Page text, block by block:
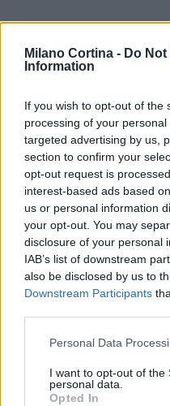
Milano Cortina - Do
Information
If you wish to opt-out of the
processing of your
targeted advertising by us,
section to confirm your
opt-out request is
interest-based ads based
us or personal information
your opt-out. You may
disclosure of your personal
IAB’s list of downstream
also be disclosed by us to
Downstream Participants
Please note that this
not limited to your visit or
grant or deny consent to
Personal Data
I want to opt-out of the
personal data.
Opted In
Interpretazione
nevicate tardivee
sono fenomeni del
Marmolada Meteo
analoghi siano stati
possano rientrare
stagionale. Inoltre, le
parte ridurre ildeficit
precedenti, fornendo
riserve idriche. Le